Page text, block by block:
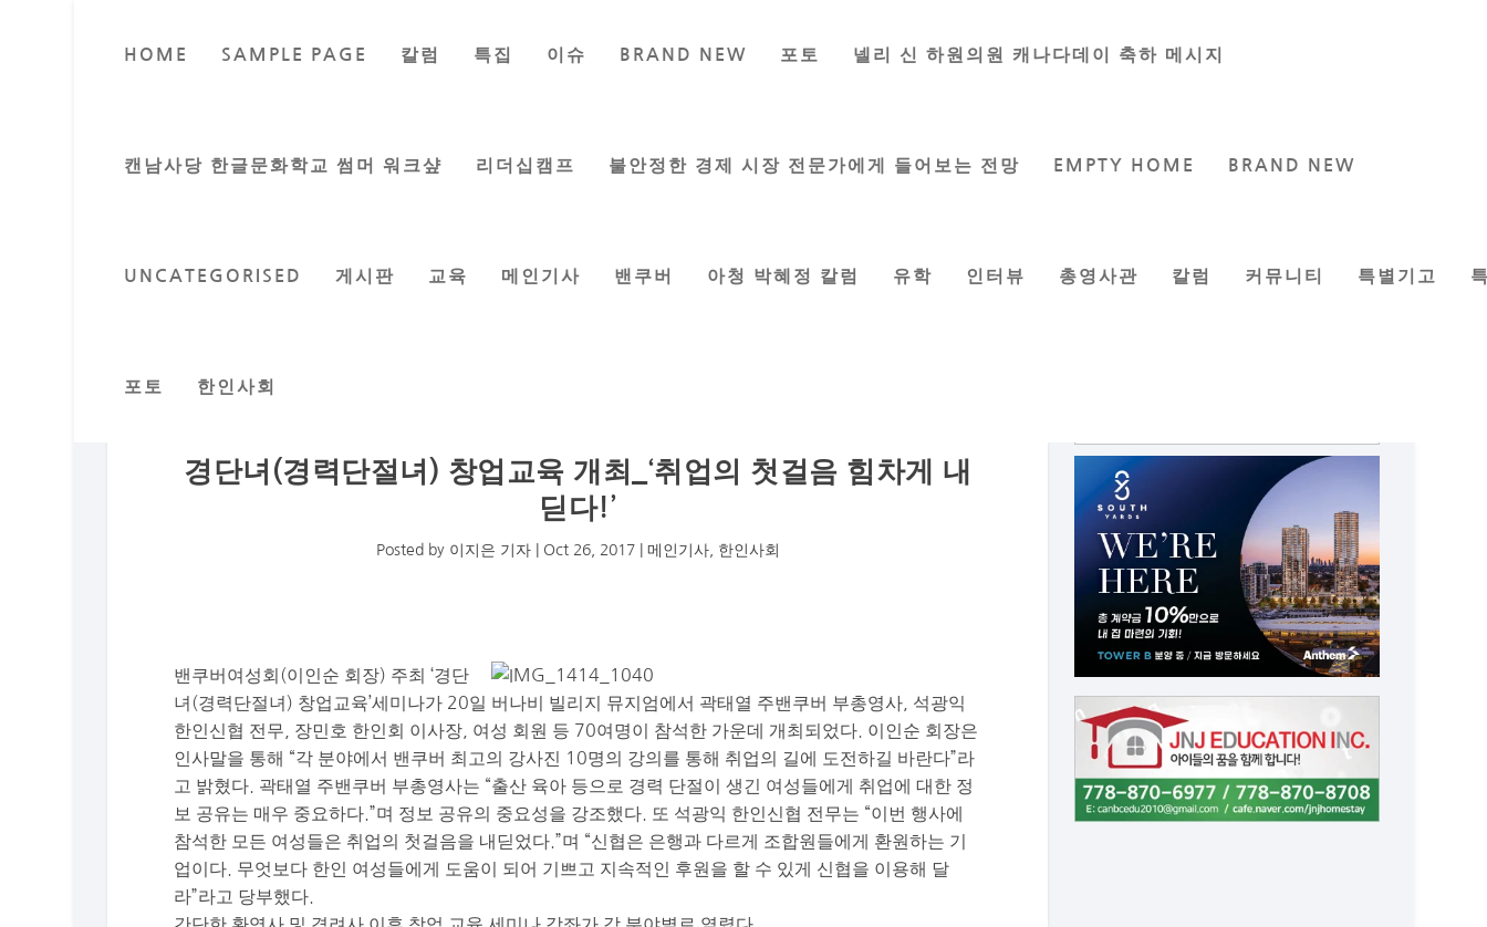
HOME SAMPLE PAGE 칼럼 특집 이슈 BRAND NEW 포토 넬리 신 하원의원 캐나다데이 축하 메시지
캔남사당 한글문화학교 썸머 워크샾 리더십캠프 불안정한 경제 시장 전문가에게 들어보는 전망 EMPTY HOME BRAND NEW
UNCATEGORISED 게시판 교육 메인기사 밴쿠버 아청 박혜정 칼럼 유학 인터뷰 총영사관 칼럼 커뮤니티 특별기고
포토 한인사회
경단녀(경력단절녀) 창업교육 개최_‘취업의 첫걸음 힘차게 내
딛다!’
Posted by 이지은 기자| Oct 26, 2017| 메인기사, 한인사회
밴쿠버여성회(이인순 회장) 주최 ‘경단
녀(경력단절녀) 창업교육’세미나가 20일 버나비 빌리지 뮤지엄에서 곽태열 주밴쿠버 부총영사, 석광익
한인신협 전무, 장민호 한인회 이사장, 여성 회원 등 70여명이 참석한 가운데 개최되었다. 이인순 회장은
인사말을 통해 “각 분야에서 밴쿠버 최고의 강사진 10명의 강의를 통해 취업의 길에 도전하길 바란다”라
고 밝혔다. 곽태열 주밴쿠버 부총영사는 “출산 육아 등으로 경력 단절이 생긴 여성들에게 취업에 대한 정
보 공유는 매우 중요하다.”며 정보 공유의 중요성을 강조했다. 또 석광익 한인신협 전무는 “이번 행사에
참석한 모든 여성들은 취업의 첫걸음을 내딛었다.”며 “신협은 은행과 다르게 조합원들에게 환원하는 기
업이다. 무엇보다 한인 여성들에게 도움이 되어 기쁘고 지속적인 후원을 할 수 있게 신협을 이용해 달
라”라고 당부했다.
간단한 환영사 및 격려사 이후 창업 교육 세미나 강좌가 각 분야별로 열렸다.